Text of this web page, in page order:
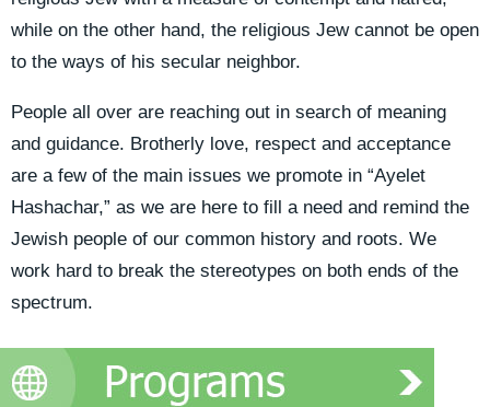
while on the other hand, the religious Jew cannot be open
to the ways of his secular neighbor.
People all over are reaching out in search of meaning
and guidance. Brotherly love, respect and acceptance
are a few of the main issues we promote in “Ayelet
Hashachar,” as we are here to fill a need and remind the
Jewish people of our common history and roots. We
work hard to break the stereotypes on both ends of the
spectrum.